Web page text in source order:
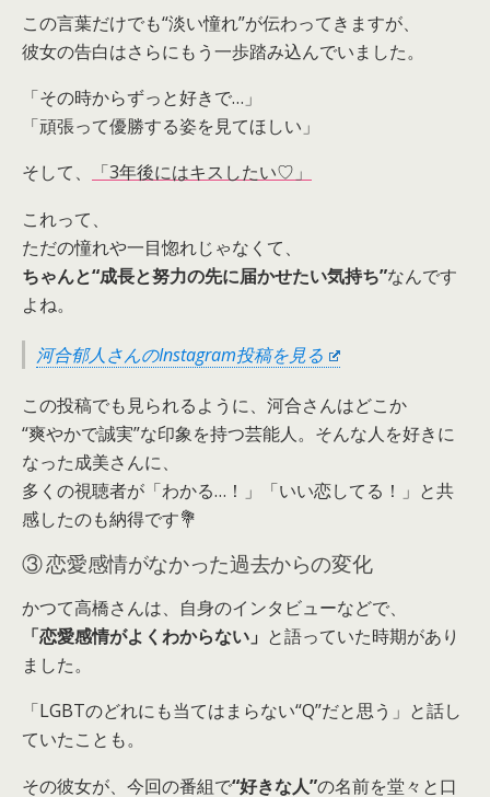
この言葉だけでも“淡い憧れ”が伝わってきますが、
彼女の告白はさらにもう一歩踏み込んでいました。
「その時からずっと好きで…」
「頑張って優勝する姿を見てほしい」
そして、
「3年後にはキスしたい♡」
これって、
ただの憧れや一目惚れじゃなくて、
ちゃんと“成長と努力の先に届かせたい気持ち”なんです
よね。
河合郁人さんのInstagram投稿を見る
この投稿でも見られるように、河合さんはどこか
“爽やかで誠実”な印象を持つ芸能人。そんな人を好きに
なった成美さんに、
多くの視聴者が「わかる…！」「いい恋してる！」と共
感したのも納得です💐
③ 恋愛感情がなかった過去からの変化
かつて高橋さんは、自身のインタビューなどで、
「恋愛感情がよくわからない」 と語っていた時期があり
ました。
「LGBTのどれにも当てはまらない“Q”だと思う」と話し
ていたことも。
その彼女が、今回の番組で“好きな人”の名前を堂々と口